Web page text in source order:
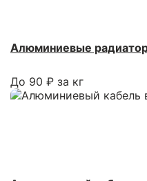
Алюминиевые
До 90 ₽ за кг